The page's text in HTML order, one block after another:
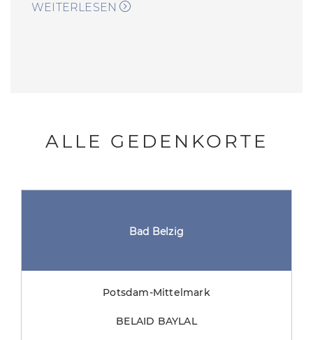
WEITERLESEN
ALLE GEDENKORTE
Eberswalde
Barnim
AMADEU ANTÓNIO